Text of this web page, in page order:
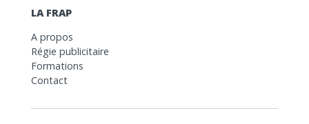
LA FRAP
A propos
Régie publicitaire
Formations
Contact